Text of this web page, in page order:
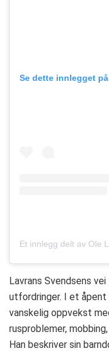
Se dette innlegget
Lavrans Svendsens
utfordringer. I et
vanskelig oppvekst
rusproblemer,
Han beskriver sin